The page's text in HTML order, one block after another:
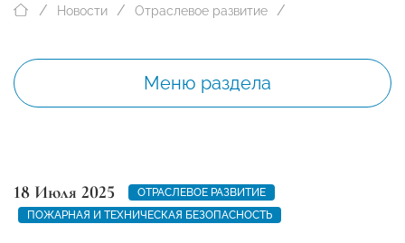
Новости Отраслевое развитие
Меню раздела
18 Июля 2025
ОТРАСЛЕВОЕ РАЗВИТИЕ
ПОЖАРНАЯ И ТЕХНИЧЕСКАЯ БЕЗОПАСНОСТЬ